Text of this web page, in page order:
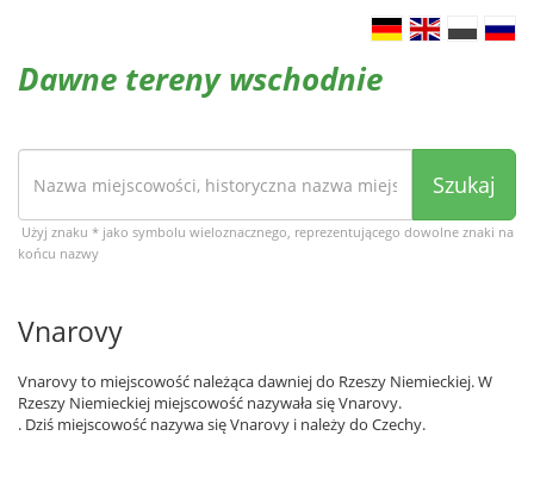
Dawne tereny wschodnie
Szukaj
Użyj znaku * jako symbolu wieloznacznego, reprezentującego dowolne znaki na
końcu nazwy
Vnarovy
Vnarovy to miejscowość należąca dawniej do Rzeszy Niemieckiej. W
Rzeszy Niemieckiej miejscowość nazywała się Vnarovy.
. Dziś miejscowość nazywa się Vnarovy i należy do Czechy.